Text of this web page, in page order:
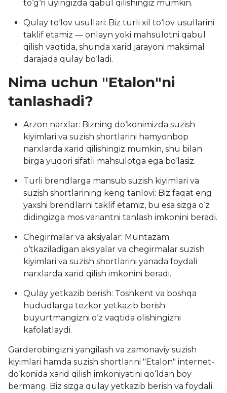
to‘g‘ri uyingizda qabul qilishingiz mumkin.
Qulay to‘lov usullari: Biz turli xil to‘lov usullarini
taklif etamiz — onlayn yoki mahsulotni qabul
qilish vaqtida, shunda xarid jarayoni maksimal
darajada qulay bo‘ladi.
Nima uchun "Etalon"ni
tanlashadi?
Arzon narxlar: Bizning do‘konimizda suzish
kiyimlari va suzish shortlarini hamyonbop
narxlarda xarid qilishingiz mumkin, shu bilan
birga yuqori sifatli mahsulotga ega bo‘lasiz.
Turli brendlarga mansub suzish kiyimlari va
suzish shortlarining keng tanlovi: Biz faqat eng
yaxshi brendlarni taklif etamiz, bu esa sizga o‘z
didingizga mos variantni tanlash imkonini beradi.
Chegirmalar va aksiyalar: Muntazam
o‘tkaziladigan aksiyalar va chegirmalar suzish
kiyimlari va suzish shortlarini yanada foydali
narxlarda xarid qilish imkonini beradi.
Qulay yetkazib berish: Toshkent va boshqa
hududlarga tezkor yetkazib berish
buyurtmangizni o‘z vaqtida olishingizni
kafolatlaydi.
Garderobingizni yangilash va zamonaviy suzish
kiyimlari hamda suzish shortlarini "Etalon" internet-
do‘konida xarid qilish imkoniyatini qo‘ldan boy
bermang. Biz sizga qulay yetkazib berish va foydali